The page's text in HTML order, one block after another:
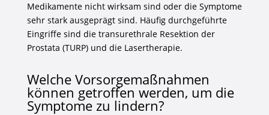
Medikamente nicht wirksam sind oder die Symptome
sehr stark ausgeprägt sind. Häufig durchgeführte
Eingriffe sind die transurethrale Resektion der
Prostata (TURP) und die Lasertherapie.
Welche Vorsorgemaßnahmen
können getroffen werden, um die
Symptome zu lindern?